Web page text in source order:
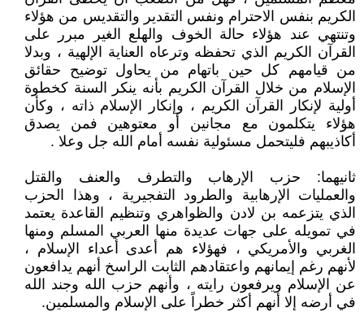
الكريم بنفس الاحترام ونفس التقدير والتقديس من هؤلاء
وتنتهي عند هؤلاء حالة الخوف والهلع الغير مبرر على
القرآن الكريم الذي تحفظه وترعاه العناية الإلهية ، وبدلا
من قيامهم كل حين باتهام من يحاول توضيح حقائق
الإسلام من خلال القرآن الكريم بأنه ينكر السنة كخطوة
أولية لإنكار القرآن الكريم ، وإنكار الإسلام ذاته ، وكأن
هؤلاء يتكلمون مع مجانين أو معتوهين فمن يصدق
أكاذيبهم فليتحمل مسئولية نفسه أمام الله جل وعلا .
ثانيهما: حزب الإرهاب والتطرف والعنف والقتل
والعمليات الإرهابية والطرود التفجيرية ، وهذا الحزب
الذي يتزعمه بن لادن والظواهري وتنظيم القاعدة يعتمد
في تمويله على جهات عديدة منها العربي المسلم ومنها
الغربي والأمريكي ، فهؤلاء هم أعدى أعداء الإسلام ،
لأنهم رغم إيمانهم واعتقادهم الثابت الراسخ أنهم يدافعون
عن الإسلام ويرفعون رايته ، وأنهم حزب الله وجند الله
في أرضه إلا أنهم أكثر خطراً على الإسلام والمسلمين.